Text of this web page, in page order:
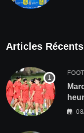
Articles Récents